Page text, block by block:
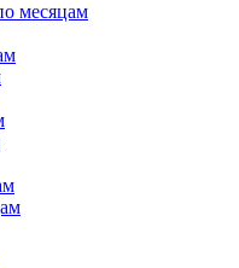
месяцам